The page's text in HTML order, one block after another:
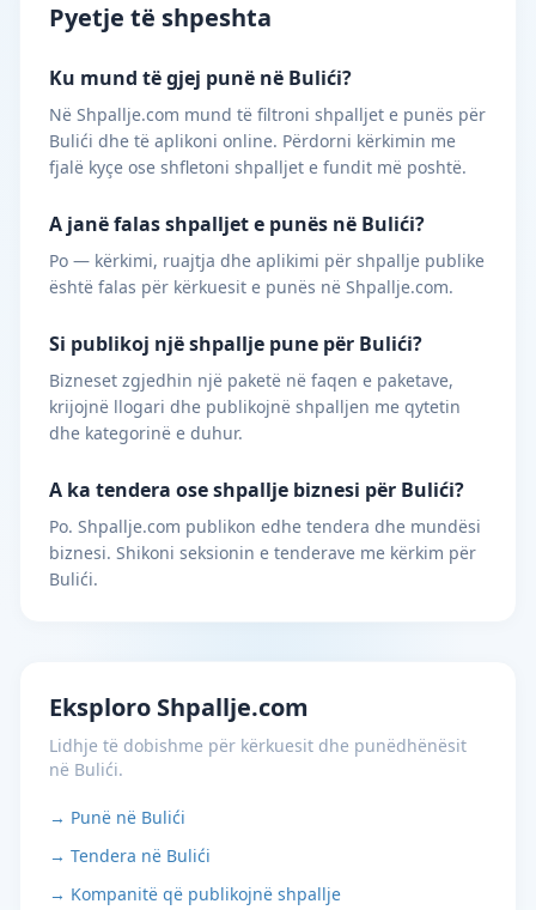
Pyetje të shpeshta
Ku mund të gjej punë në Bulići?
Në Shpallje.com mund të filtroni shpalljet e punës për
Bulići dhe të aplikoni online. Përdorni kërkimin me
fjalë kyçe ose shfletoni shpalljet e fundit më poshtë.
A janë falas shpalljet e punës në Bulići?
Po — kërkimi, ruajtja dhe aplikimi për shpallje publike
është falas për kërkuesit e punës në Shpallje.com.
Si publikoj një shpallje pune për Bulići?
Bizneset zgjedhin një paketë në faqen e paketave,
krijojnë llogari dhe publikojnë shpalljen me qytetin
dhe kategorinë e duhur.
A ka tendera ose shpallje biznesi për Bulići?
Po. Shpallje.com publikon edhe tendera dhe mundësi
biznesi. Shikoni seksionin e tenderave me kërkim për
Bulići.
Eksploro Shpallje.com
Lidhje të dobishme për kërkuesit dhe punëdhënësit
në Bulići.
→ Punë në Bulići
→ Tendera në Bulići
→ Kompanitë që publikojnë shpallje